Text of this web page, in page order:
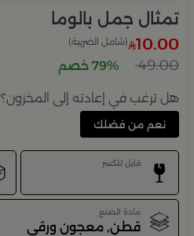
تمثال جمل بالوما
10.00 (شامل الضريبة)
49.00 79% خصم
هل ترغب في إعادته إلى المخزون؟
نعم من فضلك
قابل للكسر
مادة الصنع
قطن, معجون ورقي